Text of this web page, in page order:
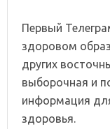
Первый
здоровом
других
выборочная и
информация
здоровья.